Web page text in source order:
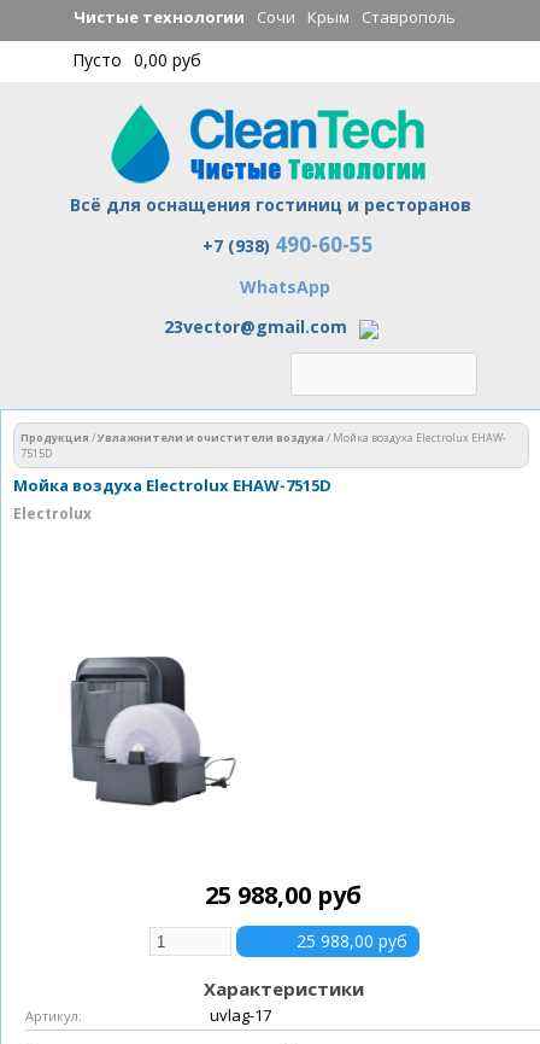
Перейти к
основному
содержанию
Чистые технологии Сочи Крым Ставрополь
Пусто 0,00 руб
Всё для оснащения гостиниц и ресторанов
Чистые технологии
+7 (938) 490-60-55
WhatsApp
23vector@gmail.com
Вы здесь
Продукция /Увлажнители и очистители воздуха / Мойка воздуха Electrolux EHAW-
7515D
Мойка воздуха Electrolux EHAW-7515D
Electrolux
25 988,00 руб
Характеристики
Артикул: uvlag-17